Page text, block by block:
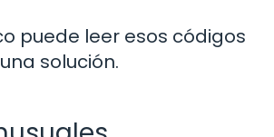
puede leer esos códigos
solución.